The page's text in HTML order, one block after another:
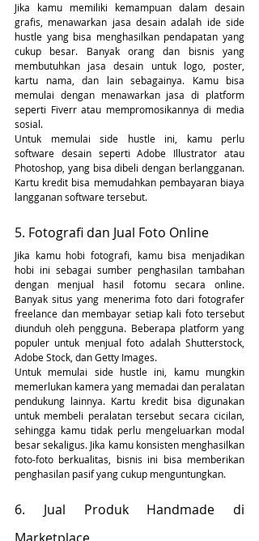
Jika kamu memiliki kemampuan dalam desain
grafis, menawarkan jasa desain adalah ide side
hustle yang bisa menghasilkan pendapatan yang
cukup besar. Banyak orang dan bisnis yang
membutuhkan jasa desain untuk logo, poster,
kartu nama, dan lain sebagainya. Kamu bisa
memulai dengan menawarkan jasa di platform
seperti Fiverr atau mempromosikannya di media
sosial.
Untuk memulai side hustle ini, kamu perlu
software desain seperti Adobe Illustrator atau
Photoshop, yang bisa dibeli dengan berlangganan.
Kartu kredit bisa memudahkan pembayaran biaya
langganan software tersebut.
5. Fotografi dan Jual Foto Online
Jika kamu hobi fotografi, kamu bisa menjadikan
hobi ini sebagai sumber penghasilan tambahan
dengan menjual hasil fotomu secara online.
Banyak situs yang menerima foto dari fotografer
freelance dan membayar setiap kali foto tersebut
diunduh oleh pengguna. Beberapa platform yang
populer untuk menjual foto adalah Shutterstock,
Adobe Stock, dan Getty Images.
Untuk memulai side hustle ini, kamu mungkin
memerlukan kamera yang memadai dan peralatan
pendukung lainnya. Kartu kredit bisa digunakan
untuk membeli peralatan tersebut secara cicilan,
sehingga kamu tidak perlu mengeluarkan modal
besar sekaligus. Jika kamu konsisten menghasilkan
foto-foto berkualitas, bisnis ini bisa memberikan
penghasilan pasif yang cukup menguntungkan.
6. Jual Produk Handmade di